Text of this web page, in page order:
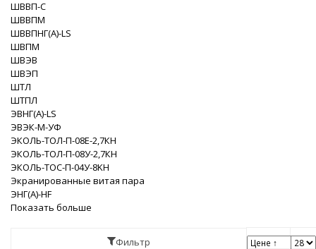
ШВВП-С
ШВВПМ
ШВВПНГ(A)-LS
ШВПМ
ШВЭВ
ШВЭП
ШТЛ
ШТПЛ
ЭВНГ(A)-LS
ЭВЭК-М-УФ
ЭКОЛЬ-ТОЛ-П-08Е-2,7КН
ЭКОЛЬ-ТОЛ-П-08У-2,7КН
ЭКОЛЬ-ТОС-П-04У-8KH
Экранированные витая пара
ЭНГ(A)-HF
Показать больше
Фильтр